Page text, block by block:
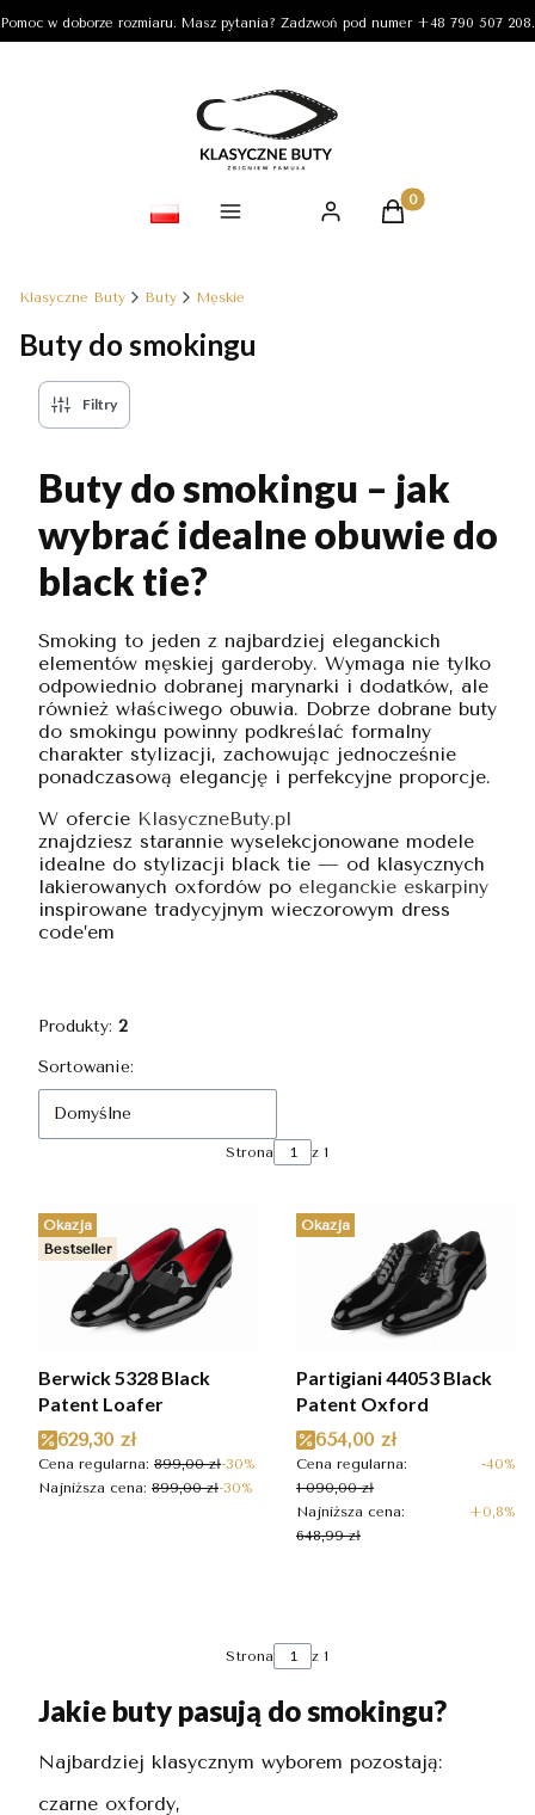
Pomoc w doborze rozmiaru. Masz pytania? Zadzwoń pod numer +48 790 507 208.
Produkty w
Klasyczne Buty Buty Męskie
Buty do smokingu
Filtry
Buty do smokingu – jak
wybrać idealne obuwie do
black tie?
Smoking to jeden z najbardziej eleganckich
elementów męskiej garderoby. Wymaga nie tylko
odpowiednio dobranej marynarki i dodatków, ale
również właściwego obuwia. Dobrze dobrane buty
do smokingu powinny podkreślać formalny
charakter stylizacji, zachowując jednocześnie
ponadczasową elegancję i perfekcyjne proporcje.
W ofercie KlasyczneButy.pl
znajdziesz starannie wyselekcjonowane modele
idealne do stylizacji black tie — od klasycznych
lakierowanych oxfordów po eleganckie eskarpiny
inspirowane tradycyjnym wieczorowym dress
code’em
Produkty: 2
Lista produktów
Sortowanie:
Domyślne
Strona z 1
Okazja
Bestseller
Berwick 5328 Black
Patent Loafer
Cena promocyjna
629,30 zł
Cena regularna: 899,00 zł-30%
Najniższa cena: 899,00 zł-30%
Okazja
Partigiani 44053 Black
Patent Oxford
Cena promocyjna
654,00 zł
Cena regularna:
1 090,00 zł
-40%
Najniższa cena:
648,99 zł
+0,8%
Strona z 1
Jakie buty pasują do smokingu?
Najbardziej klasycznym wyborem pozostają:
czarne oxfordy,